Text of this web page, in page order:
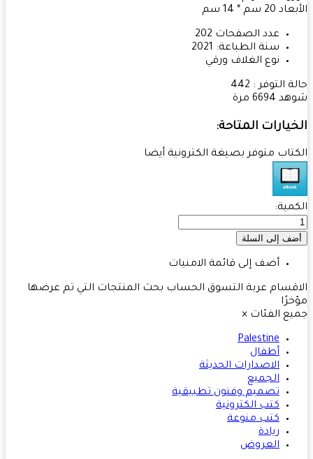
20 سم * 14 سم
عدد الصفحات 202
سنة الطباعة: 2021
نوع الغلاف ورقي
التوفر : 442
6694 مرة
المتاحة:
متوفر بصيغة الكترونية أيضا
أضف إلى قائمة الامنيات
عربة التسوق الحساب بحث المنتجات التي تم عرضها
الفئات ×
Palestine
أطفال
الاصدارات الحديثة
الجميع
تصميم وفنون تطبيقية
كتب الكترونية
كتب منوعة
ريادة
العروض